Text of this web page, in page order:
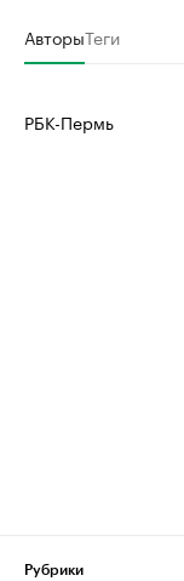
АвторыТеги
РБК-Пермь
Рубрики